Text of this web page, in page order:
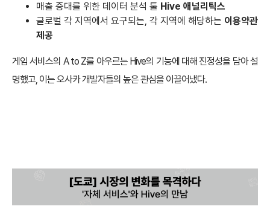
매출 증대를 위한 데이터 분석 툴 Hive 애널리틱스
글로벌 각 지역에서 요구되는, 각 지역에 해당하는 이용약관
제공
게임 서비스의 A to Z를 아우르는 Hive의 기능에 대해 진정성을 담아 설
명했고, 이는 오사카 개발자들의 높은 관심을 이끌어냈다.